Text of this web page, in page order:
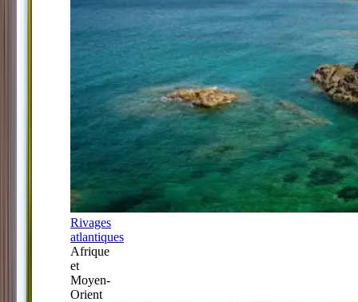
Rivages
atlantiques
Afrique
et
Moyen-
Orient